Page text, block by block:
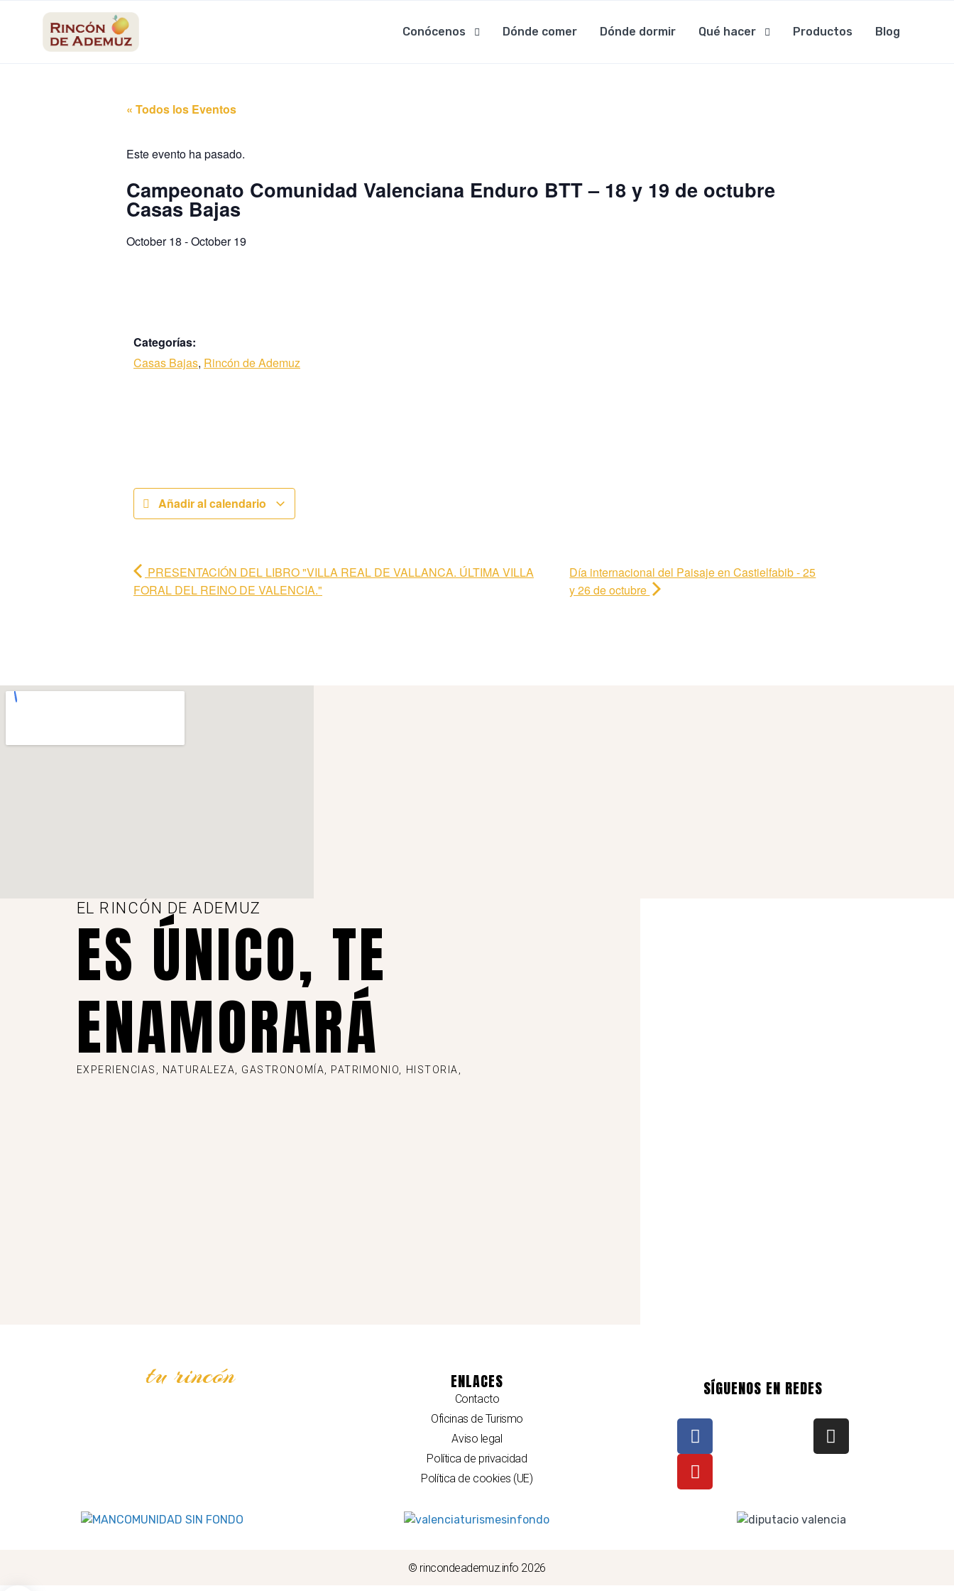
Conócenos
Dónde comer Dónde dormir Qué hacer Productos Blog
« Todos los Eventos
Este evento ha pasado.
Campeonato Comunidad Valenciana Enduro BTT – 18 y 19 de octubre
Casas Bajas
October 18 -October 19
Categorías:
Casas Bajas, Rincón de Ademuz
Añadir al calendario
PRESENTACIÓN DEL LIBRO "VILLA REAL DE VALLANCA. ÚLTIMA VILLA
FORAL DEL REINO DE VALENCIA."
Día internacional del Paisaje en Castielfabib - 25
y 26 de octubre
EL RINCÓN DE ADEMUZ
ES ÚNICO, TE
ENAMORARÁ
EXPERIENCIAS, NATURALEZA, GASTRONOMÍA, PATRIMONIO, HISTORIA,
tu rincón ENLACES
Contacto
Oficinas de Turismo
Aviso legal
Política de privacidad
Política de cookies (UE)
SÍGUENOS EN REDES
© rincondeademuz.info 2026